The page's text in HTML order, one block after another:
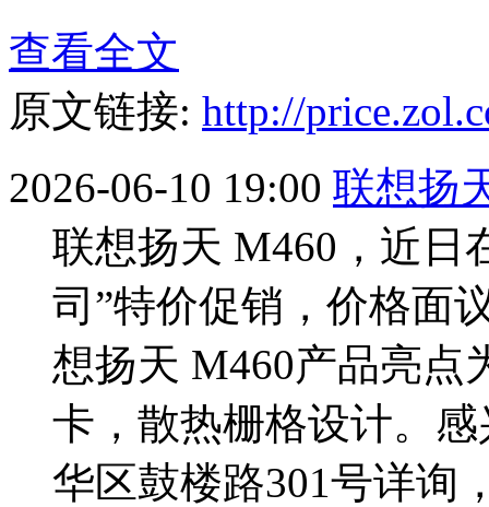
查看全文
原文链接: http://
2026-06-10 19:00 联想扬
联想扬天 M460，近日
司”特价促销，价格面
想扬天 M460产品亮点
卡，散热栅格设计。
华区鼓楼路301号详询